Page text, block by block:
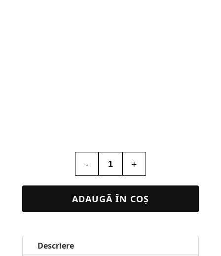
-
Cantitate
Lampă
LED
Personalizată
MAMA
+
ADAUGĂ ÎN COȘ
Descriere